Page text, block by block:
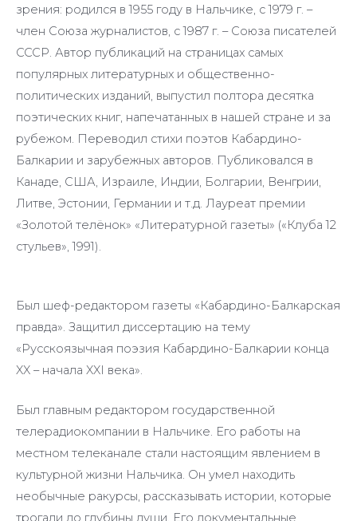
зрения: родился в 1955 году в Нальчике, с 1979 г. –
член Союза журналистов, с 1987 г. – Союза писателей
СССР. Автор публикаций на страницах самых
популярных литературных и общественно-
политических изданий, выпустил полтора десятка
поэтических книг, напечатанных в нашей стране и за
рубежом. Переводил стихи поэтов Кабардино-
Балкарии и зарубежных авторов. Публиковался в
Канаде, США, Израиле, Индии, Болгарии, Венгрии,
Литве, Эстонии, Германии и т.д. Лауреат премии
«Золотой телёнок» «Литературной газеты» («Клуба 12
стульев», 1991).
Был шеф-редактором газеты «Кабардино-Балкарская
правда». Защитил диссертацию на тему
«Русскоязычная поэзия Кабардино-Балкарии конца
XX – начала XXI века».
Был главным редактором государственной
телерадиокомпании в Нальчике. Его работы на
местном телеканале стали настоящим явлением в
культурной жизни Нальчика. Он умел находить
необычные ракурсы, рассказывать истории, которые
трогали до глубины души. Его документальные